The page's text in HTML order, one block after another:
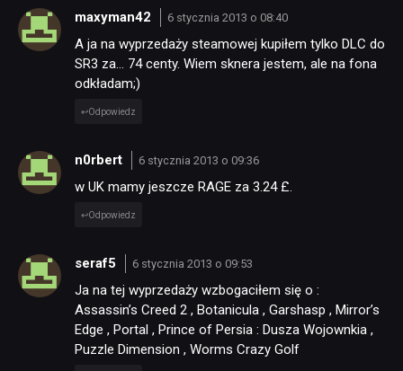
maxyman42 6 stycznia 2013 o 08:40
A ja na wyprzedaży steamowej kupiłem tylko DLC do
SR3 za… 74 centy. Wiem sknera jestem, ale na fona
odkładam;)
Odpowiedz
n0rbert 6 stycznia 2013 o 09:36
w UK mamy jeszcze RAGE za 3.24 £.
Odpowiedz
seraf5 6 stycznia 2013 o 09:53
Ja na tej wyprzedaży wzbogaciłem się o :
Assassin’s Creed 2 , Botanicula , Garshasp , Mirror’s
Edge , Portal , Prince of Persia : Dusza Wojownkia ,
Puzzle Dimension , Worms Crazy Golf